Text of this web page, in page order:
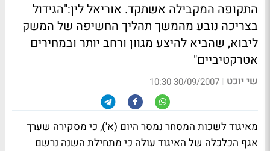
התקופה המקבילה אשתקד. אוריאל לין:"הגידול
בצריכה נובע מהמשך תהליך החשיפה של המשק
ליבוא, שהביא להיצע מגוון ורחב יותר ובמחירים
אטרקטיביים"
שי יוכט |
30/09/2007 10:30
מאיגוד לשכות המסחר נמסר היום (א'), כי מסקירה שערך
אגף הכלכלה של האיגוד עולה כי מתחילת השנה נרשם